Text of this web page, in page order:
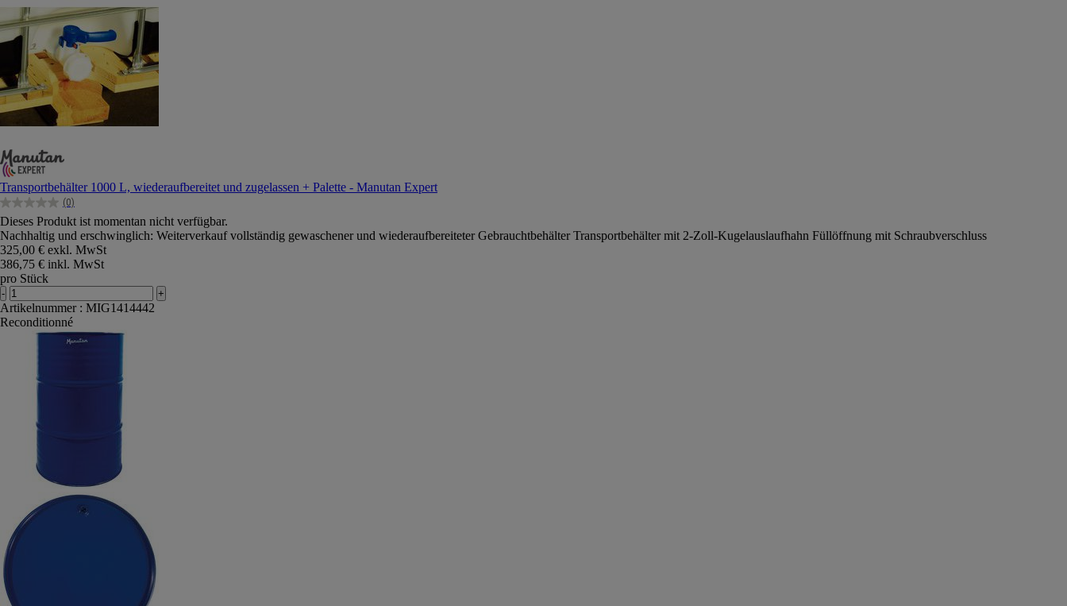
Transportbehälter 1000 L, wiederaufbereitet und zugelassen + Palette - Manutan Expert
(0)
0.0
von
5
Sternen.
Dieses Produkt ist momentan nicht verfügbar.
Nachhaltig und erschwinglich: Weiterverkauf vollständig gewaschener und wiederaufbereiteter Gebrauchtbehälter Transportbehälter mit 2-Zoll-Kugelauslaufhahn Füllöffnung mit Schraubverschluss
325,00 € exkl. MwSt
386,75 € inkl. MwSt
pro Stück
- +
Artikelnummer : MIG1414442
Reconditionné